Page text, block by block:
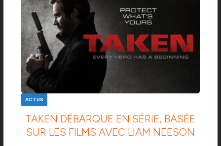
ACTUS
TAKEN DÉBARQUE EN SÉRIE, BASÉE
SUR LES FILMS AVEC LIAM NEESON